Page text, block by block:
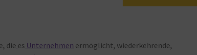
die es Unternehmen ermöglicht, wiederkehrende,